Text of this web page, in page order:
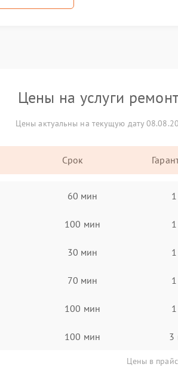
Цены на услуги
Цены актуальны на текущую дату
Срок
60 мин
100 мин
30 мин
70 мин
100 мин
100 мин 3
Цены в